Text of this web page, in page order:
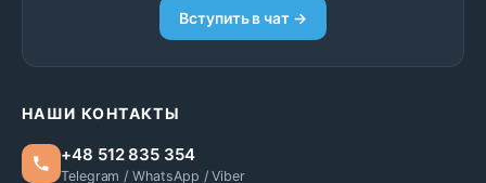
Вступить в чат →
НАШИ КОНТАКТЫ
+48 512 835 354
Telegram / WhatsApp / Viber